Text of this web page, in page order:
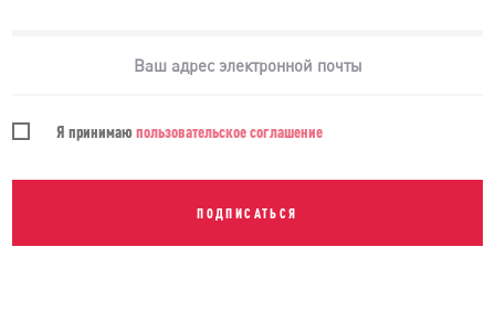
Я принимаюпользовательское соглашение
ПОДПИСАТЬСЯ